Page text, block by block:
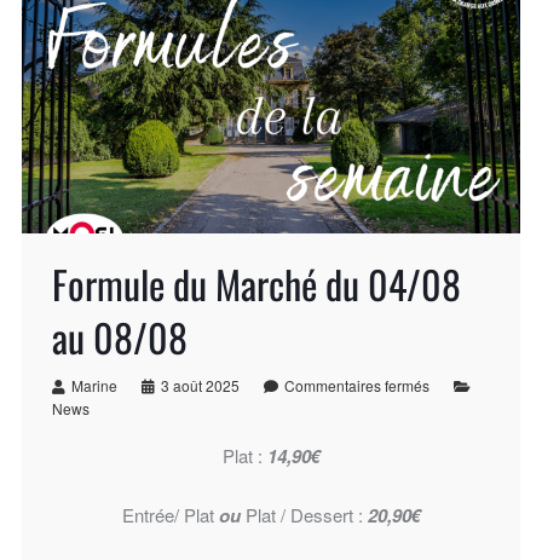
Formule du Marché du 04/08
au 08/08
Marine 3 août 2025
Commentaires fermés
News
Plat : 14,90€
Entrée/ PlatouPlat / Dessert : 20,90€